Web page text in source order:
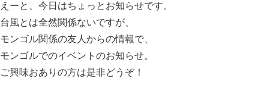
えーと、今日はちょっとお知らせです。
台風とは全然関係ないですが、
モンゴル関係の友人からの情報で、
モンゴルでのイベントのお知らせ。
ご興味おありの方は是非どうぞ！